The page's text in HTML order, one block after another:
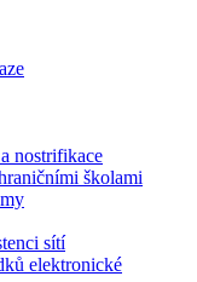
nostrifikace
školami
sítí
elektronické